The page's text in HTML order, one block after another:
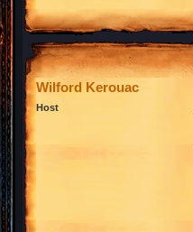
Wilford Kerouac
Host